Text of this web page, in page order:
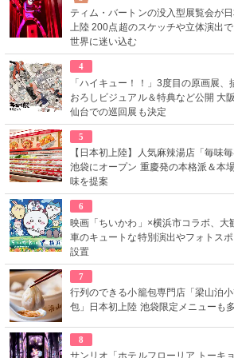
ティム・バートンの没入型展覧会が
上陸 200点超のスケッチや立体演出
世界に迷い込む
4
「ハイキュー！！」3度目の原画展、
おろしビジュアル＆特典など公開 大阪
仙台での巡回展も決定
5
【日本初上陸】人気麻辣湯店「毎味毎
池袋にオープン 重慶発の本格派＆本
味を提案
6
映画「ちいかわ」×横浜市コラボ、大
車のキュートな特別演出やフォトスポ
設置
7
行列のできる小籠包専門店「梁山泊
包」日本初上陸 池袋限定メニューも
8